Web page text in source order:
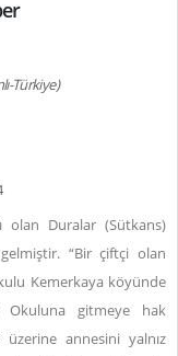
Türkiye)
olan Duralar (Sütkans)
“Bir çiftçi olan
Kemerkaya köyünde
Okuluna gitmeye hak
annesini yalnız